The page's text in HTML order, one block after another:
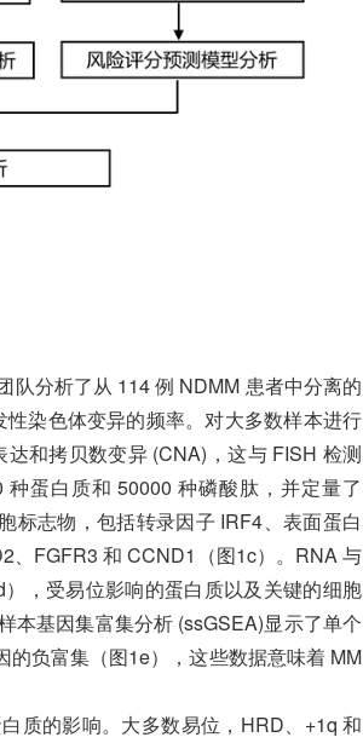
队分析了从 114 例 NDMM 患者中分离的
染色体变异的频率。对大多数样本进行
和拷贝数变异 (CNA)，这与 FISH 检测
蛋白质和 50000 种磷酸肽，并定量了
标志物，包括转录因子 IRF4、表面蛋白
、FGFR3 和 CCND1（图1c）。RNA 与
，受易位影响的蛋白质以及关键的细胞
本基因集富集分析 (ssGSEA)显示了单个
负富集（图1e），这些数据意味着 MM
质的影响。大多数易位，HRD、+1q 和